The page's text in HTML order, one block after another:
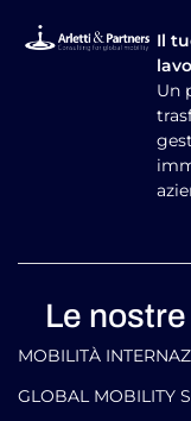
Il
Un
Le
MOBILITÀ
GLOBAL MOBILITY